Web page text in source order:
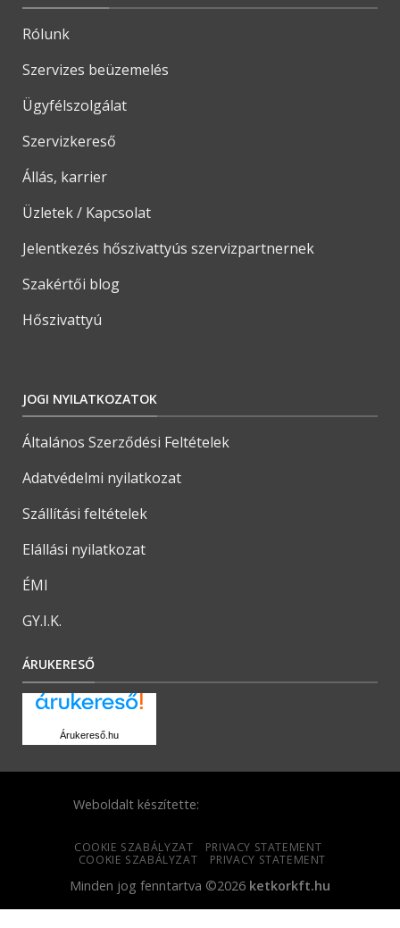
Rólunk
Szervizes beüzemelés
Ügyfélszolgálat
Szervizkereső
Állás, karrier
Üzletek / Kapcsolat
Jelentkezés hőszivattyús szervizpartnernek
Szakértői blog
Hőszivattyú
JOGI NYILATKOZATOK
Általános Szerződési Feltételek
Adatvédelmi nyilatkozat
Szállítási feltételek
Elállási nyilatkozat
ÉMI
GY.I.K.
ÁRUKERESŐ
Árukereső.hu
Weboldalt készítette:
COOKIE SZABÁLYZAT
PRIVACY STATEMENT
COOKIE SZABÁLYZAT
PRIVACY STATEMENT
Minden jog fenntartva ©2026 ketkorkft.hu